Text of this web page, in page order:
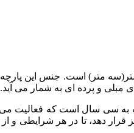
کتان که یک پارچه از جنس کتان آبرنگی می باشد،
به سی سال است که
دهد، تا در هر شرایطی و از هر